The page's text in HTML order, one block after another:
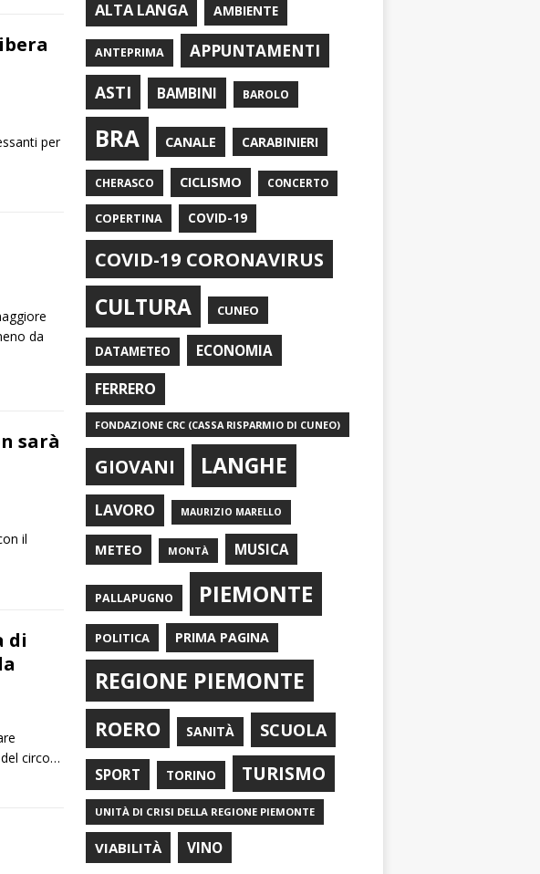
per
da
sarà
il
di
circo…
ALTA LANGA AMBIENTE
ANTEPRIMA
APPUNTAMENTI
ASTI
BAMBINI BAROLO
BRA CANALE CARABINIERI
CHERASCO CICLISMO CONCERTO
COPERTINA COVID-19
COVID-19 CORONAVIRUS
CULTURA CUNEO
DATAMETEO ECONOMIA
FERRERO
FONDAZIONE CRC (CASSA RISPARMIO DI CUNEO)
GIOVANI LANGHE
LAVORO MAURIZIO MARELLO
METEO MONTÀ MUSICA
PALLAPUGNO PIEMONTE
POLITICA PRIMA PAGINA
REGIONE PIEMONTE
ROERO SANITÀ SCUOLA
SPORT TORINO TURISMO
UNITÀ DI CRISI DELLA REGIONE PIEMONTE
VIABILITÀ VINO